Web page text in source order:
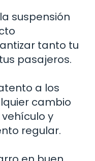
suspensión
tanto tu
pasajeros.
a los
cambio
y
regular.